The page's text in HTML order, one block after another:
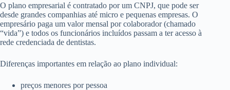
O plano empresarial é contratado por um CNPJ, que pode ser
desde grandes companhias até micro e pequenas empresas. O
empresário paga um valor mensal por colaborador (chamado
“vida”) e todos os funcionários incluídos passam a ter acesso à
rede credenciada de dentistas.
Diferenças importantes em relação ao plano individual:
preços menores por pessoa